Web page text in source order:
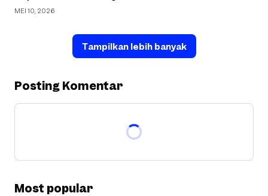
MEI 10, 2026
Tampilkan lebih banyak
Posting Komentar
Most popular